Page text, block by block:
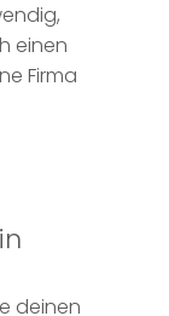
einen
Firma
deinen